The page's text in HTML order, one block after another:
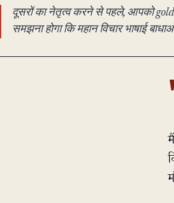
दूसरों का नेतृत्व करने से पहले, आपको
समझना होगा कि महान विचार भाषाई